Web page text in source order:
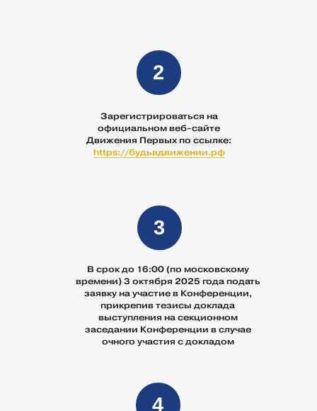
Зарегистрироваться на
официальном веб-сайте
Движения Первых по ссылке:
https://будьвдвижении.рф
2
В срок до 16:00 (по московскому
времени) 3 октября 2025 года подать
заявку на участие в Конференции,
прикрепив тезисы доклада
выступления на секционном
заседании Конференции в случае
очного участия с докладом
3
4